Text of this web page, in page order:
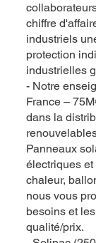
chiffre
industriels
protection
industrielles
- Notre
France –
dans la
Panneaux
électriques et
chaleur,
nous vous
besoins et
qualité/prix.